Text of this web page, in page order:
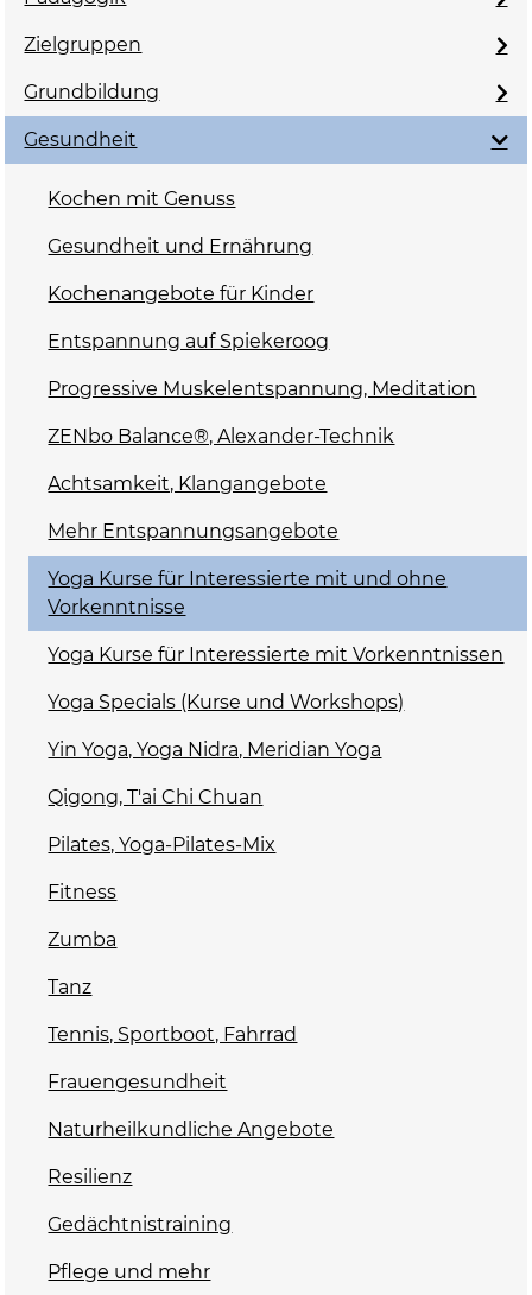
Zielgruppen
Grundbildung
Gesundheit
Kochen mit Genuss
Gesundheit und Ernährung
Kochenangebote für Kinder
Entspannung auf Spiekeroog
Progressive Muskelentspannung, Meditation
ZENbo Balance®, Alexander-Technik
Achtsamkeit, Klangangebote
Mehr Entspannungsangebote
Yoga Kurse für Interessierte mit und ohne
Vorkenntnisse
Yoga Kurse für Interessierte mit Vorkenntnissen
Yoga Specials (Kurse und Workshops)
Yin Yoga, Yoga Nidra, Meridian Yoga
Qigong, T'ai Chi Chuan
Pilates, Yoga-Pilates-Mix
Fitness
Zumba
Tanz
Tennis, Sportboot, Fahrrad
Frauengesundheit
Naturheilkundliche Angebote
Resilienz
Gedächtnistraining
Pflege und mehr